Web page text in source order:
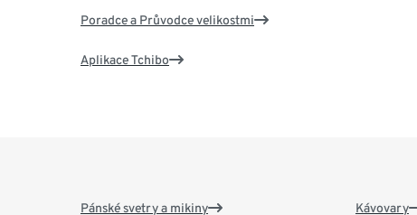
Poradce a Průvodce velikostmi
Aplikace Tchibo
Pánské svetry a mikiny Kávovary